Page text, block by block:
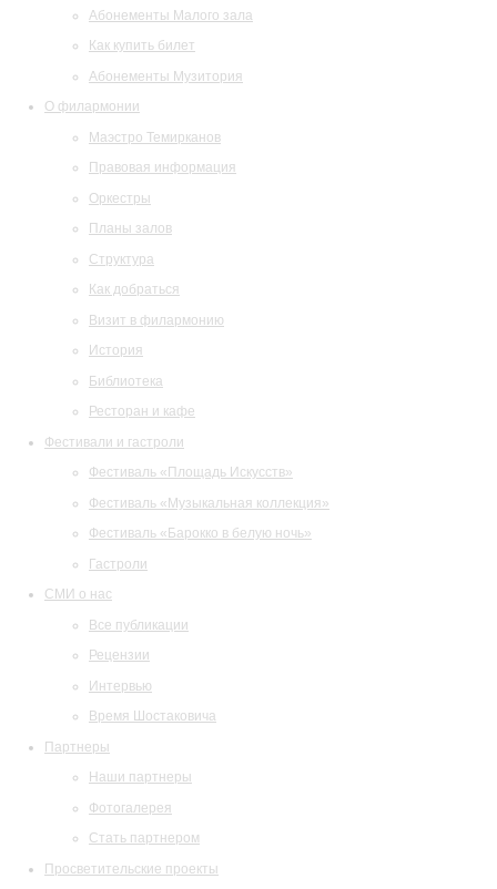
Абонементы Малого зала
Как купить билет
Абонементы Музитория
О филармонии
Маэстро Темирканов
Правовая информация
Оркестры
Планы залов
Структура
Как добраться
Визит в филармонию
История
Библиотека
Ресторан и кафе
Фестивали и гастроли
Фестиваль «Площадь Искусств»
Фестиваль «Музыкальная коллекция»
Фестиваль «Барокко в белую ночь»
Гастроли
СМИ о нас
Все публикации
Рецензии
Интервью
Время Шостаковича
Партнеры
Наши партнеры
Фотогалерея
Стать партнером
Просветительские проекты